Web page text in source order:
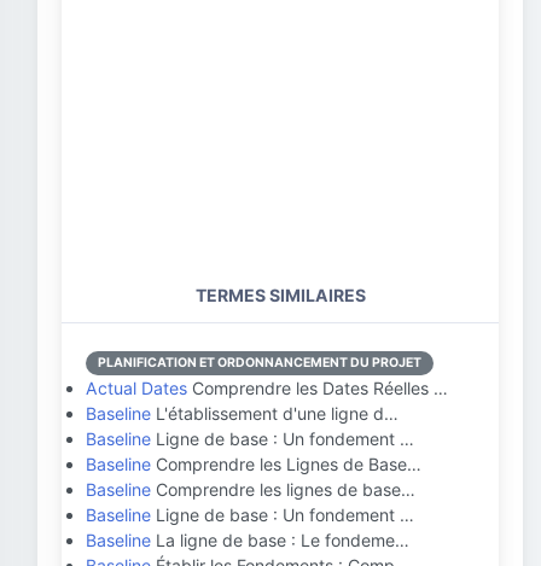
TERMES SIMILAIRES
PLANIFICATION ET ORDONNANCEMENT DU PROJET
Actual Dates Comprendre les Dates Réelles …
Baseline L'établissement d'une ligne d…
Baseline Ligne de base : Un fondement …
Baseline Comprendre les Lignes de Base…
Baseline Comprendre les lignes de base…
Baseline Ligne de base : Un fondement …
Baseline La ligne de base : Le fondeme…